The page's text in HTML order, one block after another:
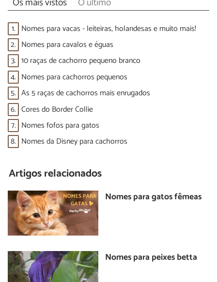
1. Nomes para vacas - leiteiras, holandesas e muito mais!
2. Nomes para cavalos e éguas
3. 10 raças de cachorro pequeno branco
4. Nomes para cachorros pequenos
5. As 5 raças de cachorros mais enrugados
6. Cores do Border Collie
7. Nomes fofos para gatos
8. Nomes da Disney para cachorros
Artigos relacionados
Nomes para gatos fêmeas
Nomes para peixes betta